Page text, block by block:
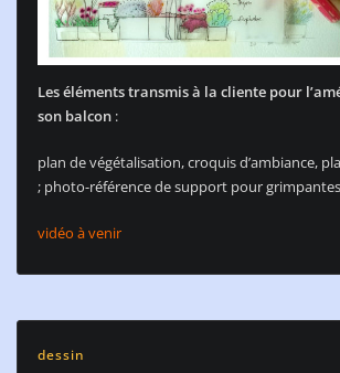
Les éléments transmis à la cliente pour
son balcon:
plan de végétalisation, croquis d’ambiance,
; photo-référence de support pour
vidéo à venir
dessin